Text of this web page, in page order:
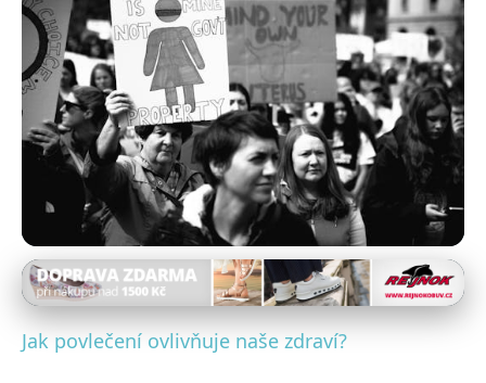
Povlečení a alergie
Jak správný výběr povlečení
Jak povlečení ovlivňuje naše zdraví?